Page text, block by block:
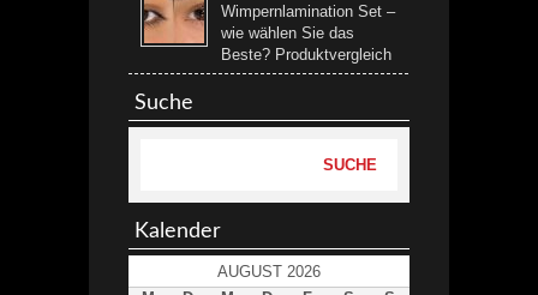
Wimpernlamination Set –
wie wählen Sie das
Beste? Produktvergleich
Suche
Kalender
AUGUST 2026